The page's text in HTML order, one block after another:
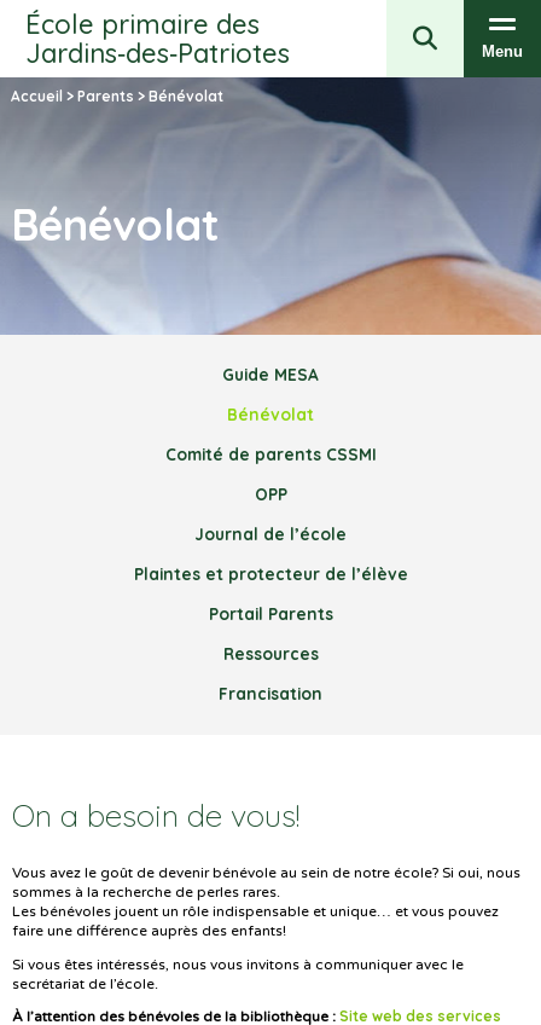
École primaire des
Jardins‑des‑Patriotes
Menu
Accueil > Parents > Bénévolat
Bénévolat
Guide MESA
Bénévolat
Comité de parents CSSMI
OPP
Journal de l’école
Plaintes et protecteur de l’élève
Portail Parents
Ressources
Francisation
On a besoin de vous!
Vous avez le goût de devenir bénévole au sein de notre école? Si oui, nous
sommes à la recherche de perles rares.
Les bénévoles jouent un rôle indispensable et unique… et vous pouvez
faire une différence auprès des enfants!
Si vous êtes intéressés, nous vous invitons à communiquer avec le
secrétariat de l’école.
À l’attention des bénévoles de la bibliothèque : Site web des services